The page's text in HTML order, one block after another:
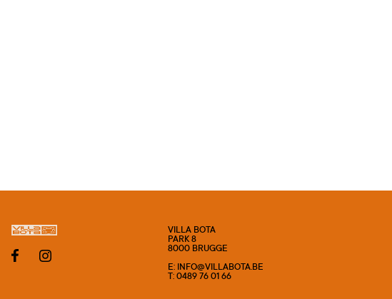
VILLA BOTA
PARK 8
8000 BRUGGE
E: INFO@VILLABOTA.BE
T: 0489 76 01 66